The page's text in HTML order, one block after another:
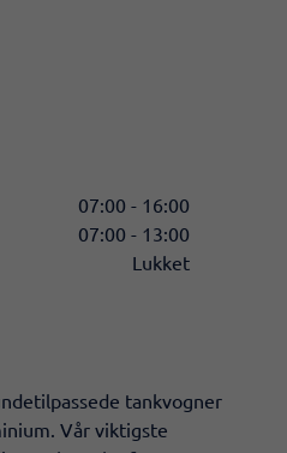
07:00 - 16:00
07:00 - 13:00
Lukket
tankvogner
Vår viktigste